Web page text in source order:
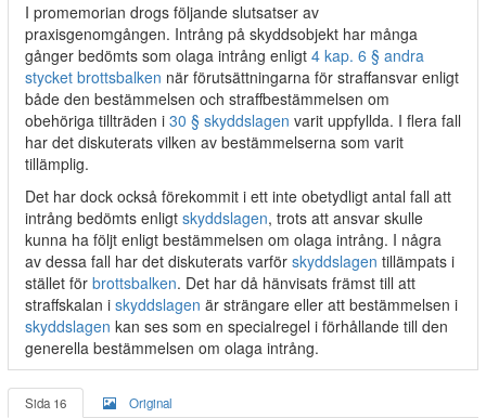
I promemorian drogs följande slutsatser av
praxisgenomgången. Intrång på skyddsobjekt har många
gånger bedömts som olaga intrång enligt 4 kap. 6 § andra
stycket brottsbalken när förutsättningarna för straffansvar enligt
både den bestämmelsen och straffbestämmelsen om
obehöriga tillträden i 30 § skyddslagen varit uppfyllda. I flera fall
har det diskuterats vilken av bestämmelserna som varit
tillämplig.
Det har dock också förekommit i ett inte obetydligt antal fall att
intrång bedömts enligt skyddslagen, trots att ansvar skulle
kunna ha följt enligt bestämmelsen om olaga intrång. I några
av dessa fall har det diskuterats varför skyddslagen tillämpats i
stället för brottsbalken. Det har då hänvisats främst till att
straffskalan i skyddslagen är strängare eller att bestämmelsen i
skyddslagen kan ses som en specialregel i förhållande till den
generella bestämmelsen om olaga intrång.
Sida 16 Original